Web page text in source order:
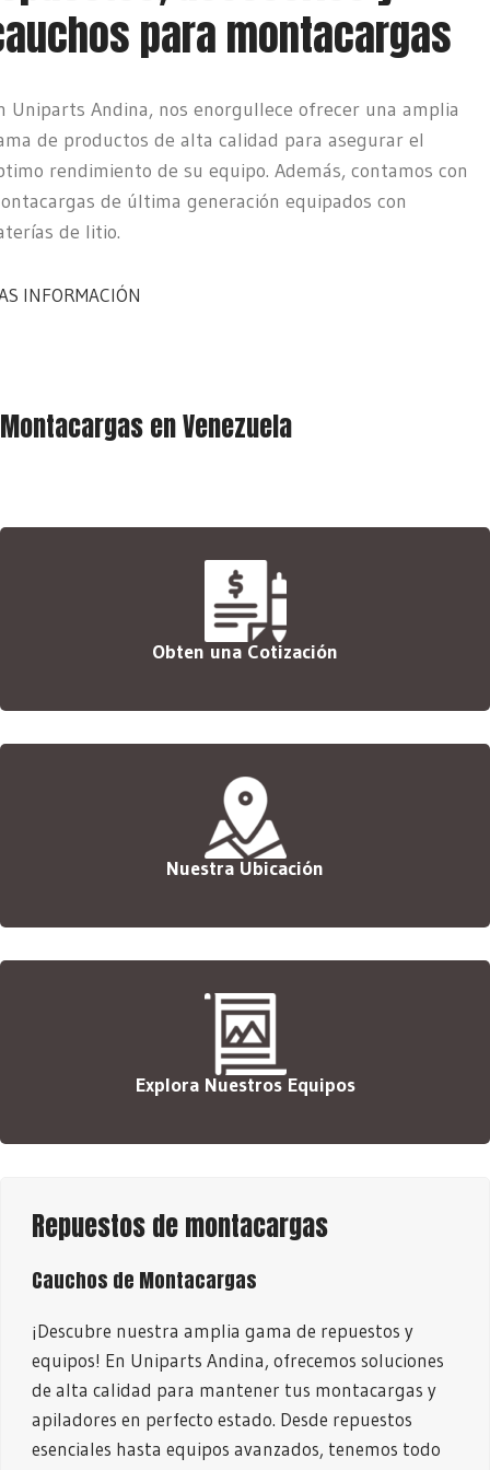
para montacargas
Uniparts Andina, nos enorgullece ofrecer una amplia
de productos de alta calidad para asegurar el
rendimiento de su equipo. Además, contamos con
de última generación equipados con
de litio.
INFORMACIÓN
tu operación industrial con nuestros
contrabalanceados eléctricos con baterías
litio! disfrutarás de mayor eficiencia y un menor
ambiental.
tu espacio de almacenamiento con los
eléctricos Unilift para pasillos angostos!
con batería de litio, ofrecen maniobrabilidad
y elevación en espacios reducidos.
Unilift! Equipados con baterías de litio, son
y perfectos para el transporte y apilado de
Montacargas en Venezuela
Obten una Cotización
Nuestra Ubicación
Explora Nuestros Equipos
Repuestos de montacargas
Cauchos de Montacargas
¡Descubre nuestra amplia gama de repuestos y
equipos! En Uniparts Andina, ofrecemos soluciones
de alta calidad para mantener tus montacargas y
apiladores en perfecto estado. Desde repuestos
esenciales hasta equipos avanzados, tenemos todo